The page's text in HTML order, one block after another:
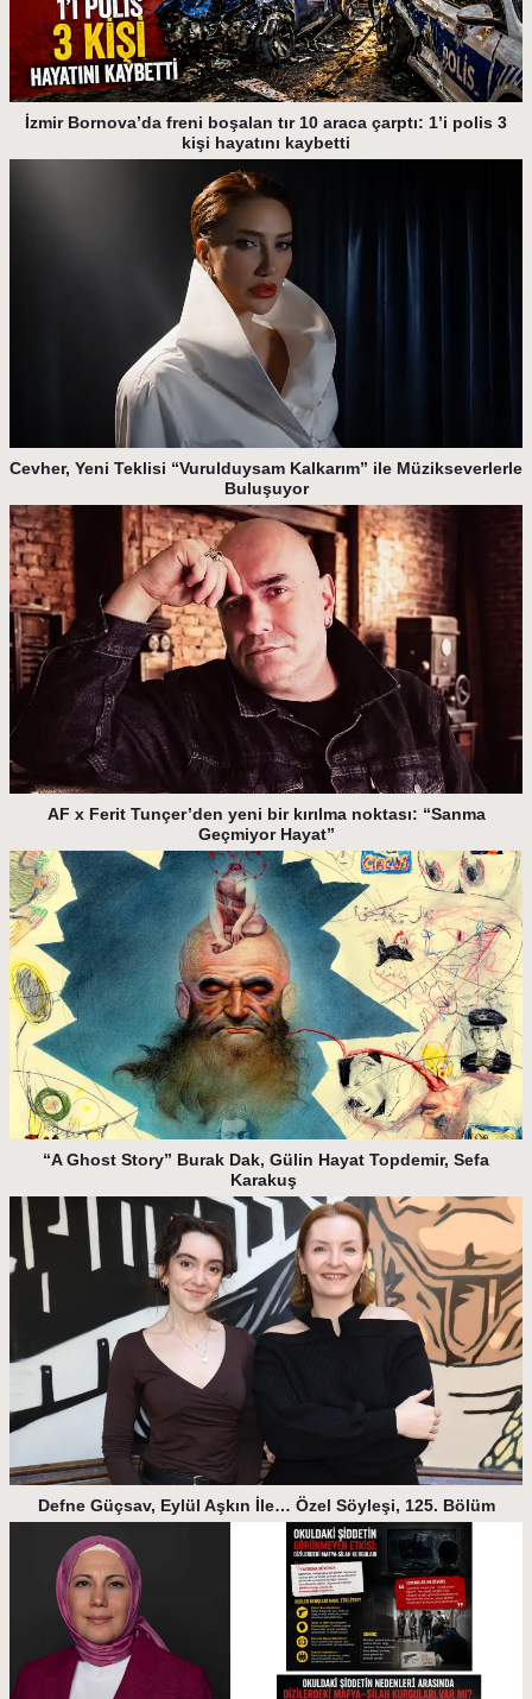
İzmir Bornova’da freni boşalan tır 10 araca çarptı: 1’i polis 3
kişi hayatını kaybetti
Cevher, Yeni Teklisi “Vurulduysam Kalkarım” ile Müzikseverlerle
Buluşuyor
AF x Ferit Tunçer’den yeni bir kırılma noktası: “Sanma
Geçmiyor Hayat”
“A Ghost Story” Burak Dak, Gülin Hayat Topdemir, Sefa
Karakuş
Defne Güçsav, Eylül Aşkın İle… Özel Söyleşi, 125. Bölüm